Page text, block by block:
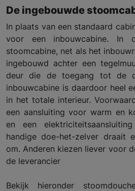
De ingebouwde
In plaats van een standaard
voor een inbouwcabine. In
stoomcabine, net als het
ingebouwd achter een
deur die de toegang tot de
inbouwcabine is daardoor heel
in het totale interieur.
een aansluiting voor warm en
en een
handige doe-het-zelver draait
om. Anderen kiezen liever voor
de leverancier
Bekijk hieronder